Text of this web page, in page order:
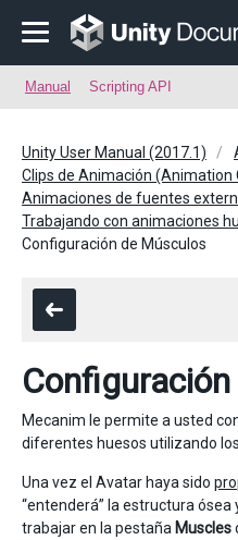
Manual Scripting API
Unity User Manual (2017.1)
Clips de Animación (Animation
Animaciones de fuentes
Trabajando con animaciones
Configuración de Músculos
Mecanim le permite a usted
diferentes huesos utilizando los
Una vez el Avatar haya sido
“entenderá” la estructura
trabajar en la pestaña Muscles